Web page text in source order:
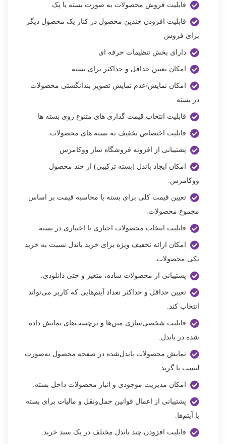
قابلیت فروش محصولات به صورت بسته یا پک
قابلیت افزودن چندین محصول در کنار یک محصول دیگر
برای فروش
دارای بخش تنظیمات حرفه ای
امکان تعیین حداقل و حداکثر برای بسته
امکان نمایش/عدم نمایش تصویر بندانگشتی محصولات
در بسته
قابلیت انتخاب قیمت گذاری های متنوع روی بسته ها
قابلیت اختصاص تخفیف به بسته های محصولات
پشتیبانی از افزونه فروشگاه ساز ووکامرس
امکان ایجاد باندل‌ (بسته‌ ترکیبی) از چند محصول
ووکامرس.
تعیین قیمت کلی برای بسته یا محاسبه قیمت بر اساس
مجموع محصولات.
قابلیت انتخاب محصولات اجباری یا اختیاری در بسته.
امکان ارائه تخفیف ویژه برای خرید باندل نسبت به خرید
تکی محصولات.
پشتیبانی از محصولات ساده، متغیر و حتی دانلودی.
تعیین حداقل و حداکثر تعداد آیتم‌هایی که کاربر می‌تواند
انتخاب کند.
قابلیت شخصی‌سازی متن‌ها و برچسب‌های نمایش داده
شده در باندل.
نمایش محصولات باندل‌شده در صفحه محصول به‌صورت
لیست یا گرید.
امکان مدیریت موجودی و انبار محصولات داخل بسته.
پشتیبانی از اعمال قوانین حمل‌ونقل و مالیات برای بسته
یا آیتم‌ها.
قابلیت افزودن چند باندل مختلف در یک سبد خرید.